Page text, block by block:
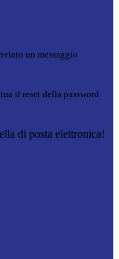
un messaggio
il reset della password
di posta elettronica!